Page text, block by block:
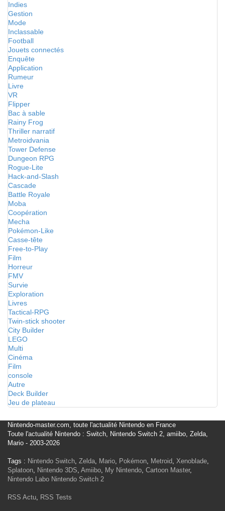
Indies
Gestion
Mode
Inclassable
Football
Jouets connectés
Enquête
Application
Rumeur
Livre
VR
Flipper
Bac à sable
Rainy Frog
Thriller narratif
Metroidvania
Tower Defense
Dungeon RPG
Rogue-Lite
Hack-and-Slash
Cascade
Battle Royale
Moba
Coopération
Mecha
Pokémon-Like
Casse-tête
Free-to-Play
Film
Horreur
FMV
Survie
Exploration
Livres
Tactical-RPG
Twin-stick shooter
City Builder
LEGO
Multi
Cinéma
Film
console
Autre
Deck Builder
Jeu de plateau
Nintendo-master.com, toute l'actualité Nintendo en France
Toute l'actualité Nintendo : Switch, Nintendo Switch 2, amiibo, Zelda,
Mario - 2003-2026
Tags : Nintendo Switch, Zelda, Mario, Pokémon, Metroid, Xenoblade,
Splatoon, Nintendo 3DS, Amiibo, My Nintendo, Cartoon Master,
Nintendo Labo Nintendo Switch 2
RSS Actu, RSS Tests